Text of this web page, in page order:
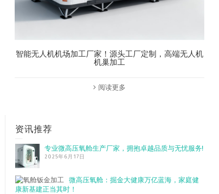
智能无人机机场加工厂家！源头工厂定制，高端无人机
机巢加工
阅读更多
资讯推荐
专业微高压氧舱生产厂家，拥抱卓越品质与无忧服务!
2025年6月17日
微高压氧舱：掘金大健康万亿蓝海，家庭健
康新基建正当其时！